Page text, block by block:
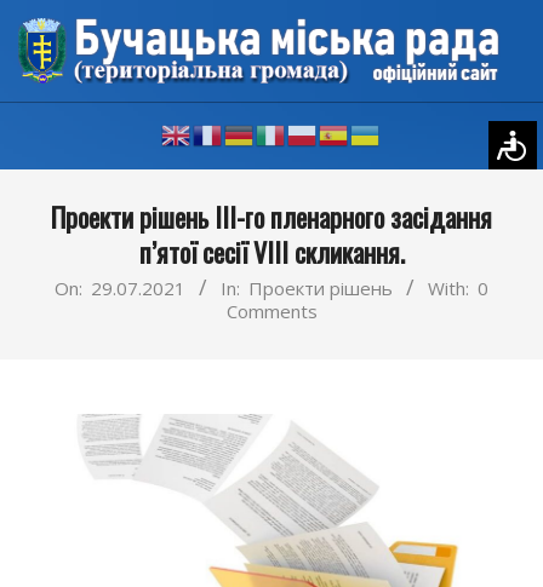
Skip
content
NavigationПроекти рішень IIІ-го пленарного засідання
п’ятої сесії VIII скликання.
On: 29.07.2021 In: Проекти рішень With: 0
Comments